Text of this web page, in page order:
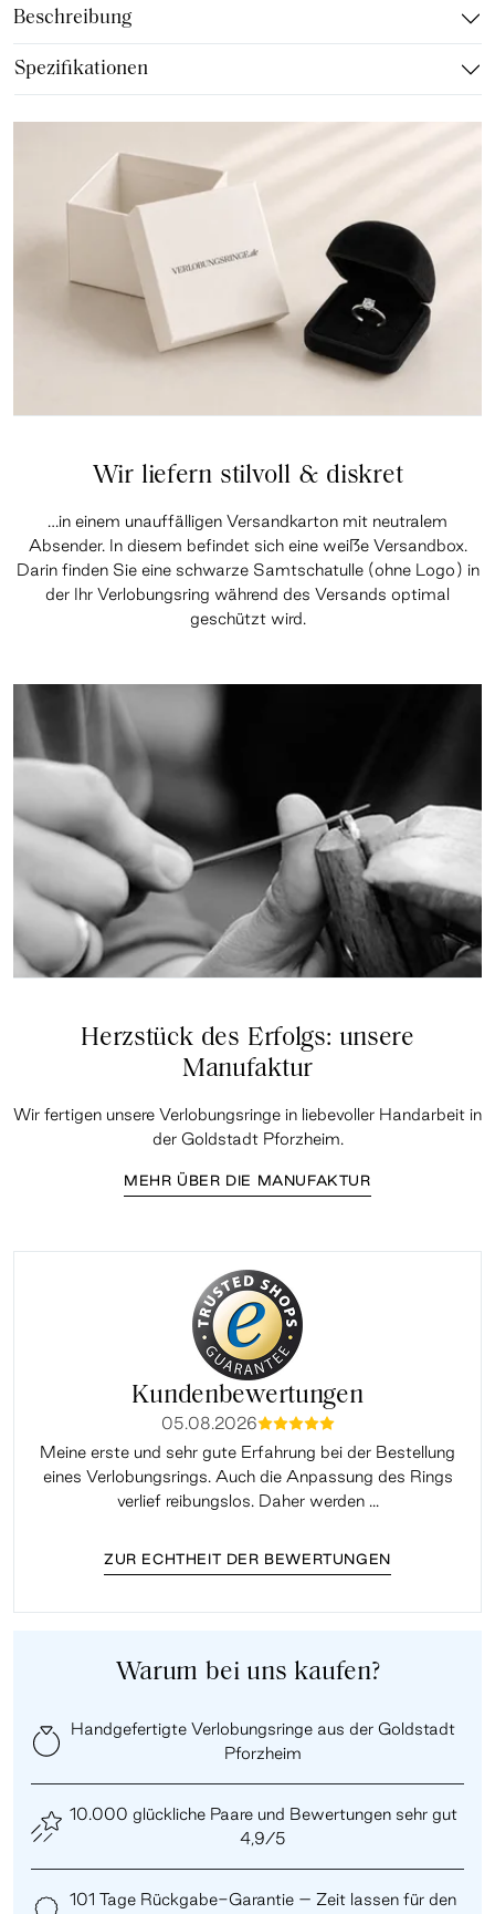
Beschreibung
Spezifikationen
Wir liefern stilvoll & diskret
…in einem unauffälligen Versandkarton mit neutralem
Absender. In diesem befindet sich eine weiße Versandbox.
Darin finden Sie eine schwarze Samtschatulle (ohne Logo) in
der Ihr Verlobungsring während des Versands optimal
geschützt wird.
Herzstück des Erfolgs: unsere
Manufaktur
Wir fertigen unsere Verlobungsringe in liebevoller Handarbeit in
der Goldstadt Pforzheim.
MEHR ÜBER DIE MANUFAKTUR
Kundenbewertungen
05.08.2026mmmmm
Meine erste und sehr gute Erfahrung bei der Bestellung
eines Verlobungsrings. Auch die Anpassung des Rings
verlief reibungslos. Daher werden ...
ZUR ECHTHEIT DER BEWERTUNGEN
Warum bei uns kaufen?
Handgefertigte Verlobungsringe aus der Goldstadt
Pforzheim
10.000 glückliche Paare und Bewertungen sehr gut
4,9/5
101 Tage Rückgabe-Garantie – Zeit lassen für den